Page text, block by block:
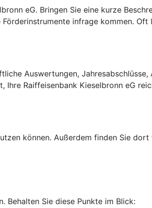
eG. Bringen Sie eine kurze
infrage kommen.
Auswertungen,
Raiffeisenbank Kieselbronn eG
können. Außerdem finden Sie
Behalten Sie diese Punkte im Blick: